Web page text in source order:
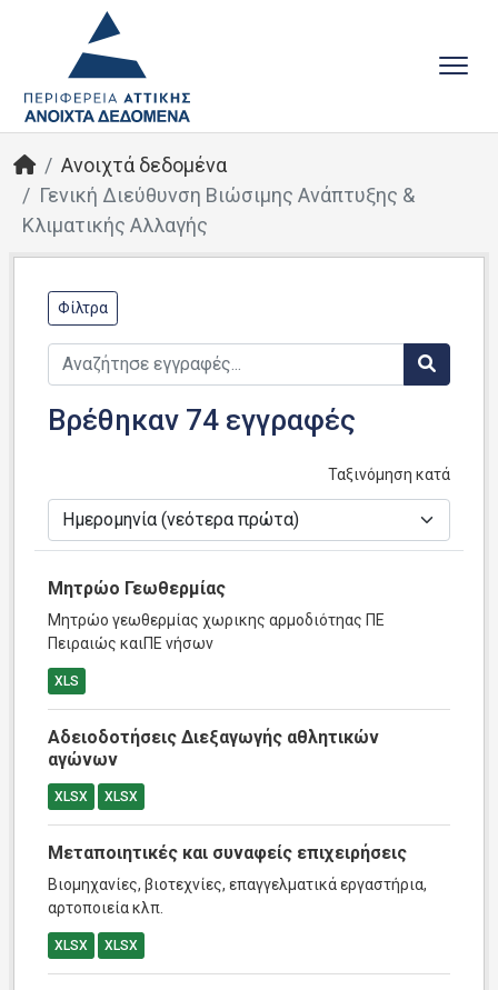
Ανοιχτά δεδομένα
Γενική Διεύθυνση Βιώσιμης Ανάπτυξης &
Κλιματικής Αλλαγής
Φίλτρα
Βρέθηκαν 74 εγγραφές
Ταξινόμηση κατά
Μητρώο Γεωθερμίας
Μητρώο γεωθερμίας χωρικης αρμοδιότηας ΠΕ
Πειραιώς καιΠΕ νήσων
XLS
Αδειοδοτήσεις Διεξαγωγής αθλητικών
αγώνων
XLSX XLSX
Μεταποιητικές και συναφείς επιχειρήσεις
Βιομηχανίες, βιοτεχνίες, επαγγελματικά εργαστήρια,
αρτοποιεία κλπ.
XLSX XLSX